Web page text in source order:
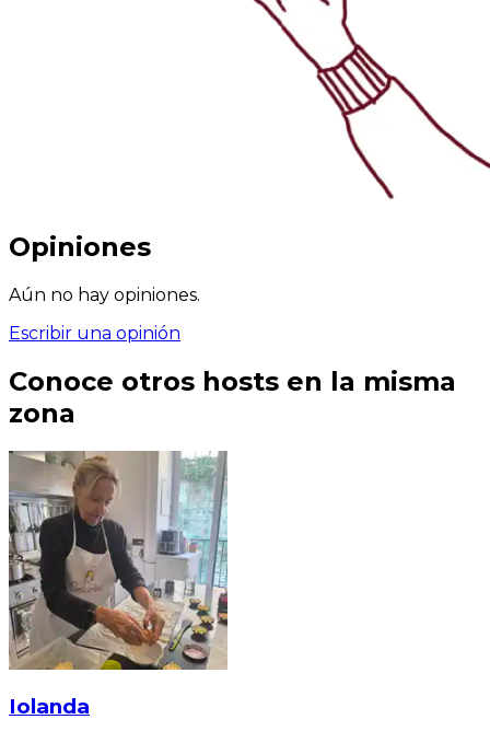
Opiniones
Aún no hay opiniones.
Escribir una opinión
Conoce otros hosts en la misma
zona
Iolanda